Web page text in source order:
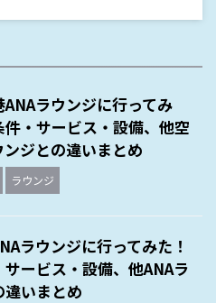
ラウンジに行ってみ
件・サービス・設備、他空
ジとの違いまとめ
ラウンジ
ラウンジに行ってみた！
ービス・設備、他ANAラ
違いまとめ